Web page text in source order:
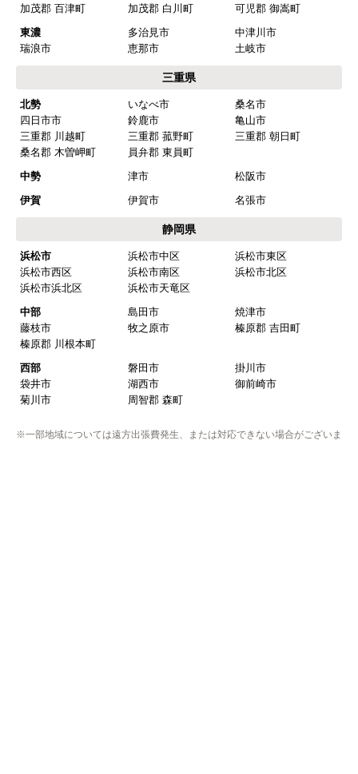
加茂郡 百津町
加茂郡 白川町
可児郡 御嵩町
東濃
多治見市
中津川市
瑞浪市
恵那市 土岐市
三重県
北勢 いなべ市
桑名市
四日市市
鈴鹿市
亀山市
三重郡 川越町
三重郡 菰野町
三重郡 朝日町
桑名郡 木曽岬町
員弁郡 東員町
中勢
津市
松阪市
伊賀
伊賀市 名張市
静岡県
浜松市 浜松市中区
浜松市東区
浜松市西区
浜松市南区
浜松市北区
浜松市浜北区
浜松市天竜区
中部
島田市
焼津市
藤枝市
牧之原市
榛原郡 吉田町
榛原郡 川根本町
西部
磐田市
掛川市
袋井市
湖西市
御前崎市
菊川市
周智郡 森町
※一部地域については遠方出張費発生、または対応できない場合がございま